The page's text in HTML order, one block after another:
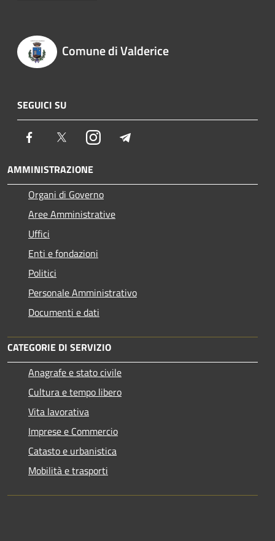
Comune di Valderice
SEGUICI SU
Facebook TwitterInstagram
AMMINISTRAZIONE
Organi di Governo
Aree Amministrative
Uffici
Enti e fondazioni
Politici
Personale Amministrativo
Documenti e dati
CATEGORIE DI SERVIZIO
Anagrafe e stato civile
Cultura e tempo libero
Vita lavorativa
Imprese e Commercio
Catasto e urbanistica
Mobilità e trasporti